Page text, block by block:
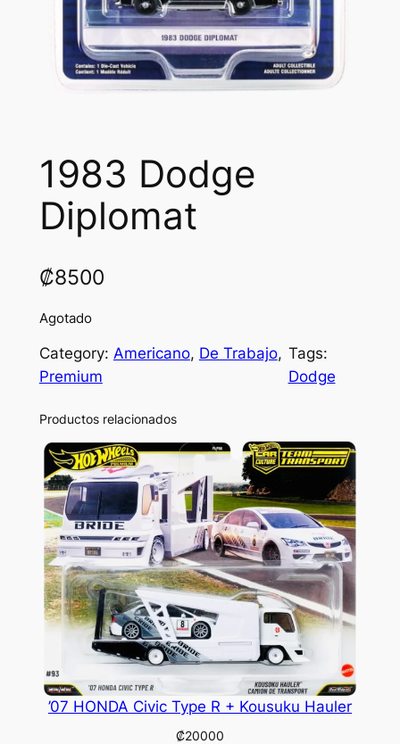
1983 Dodge
Diplomat
₡8500
Agotado
Category: Americano, De Trabajo
Premium
Tags:
Dodge
Productos relacionados
’07 HONDA Civic Type R + Kousuku Hauler
₡20000